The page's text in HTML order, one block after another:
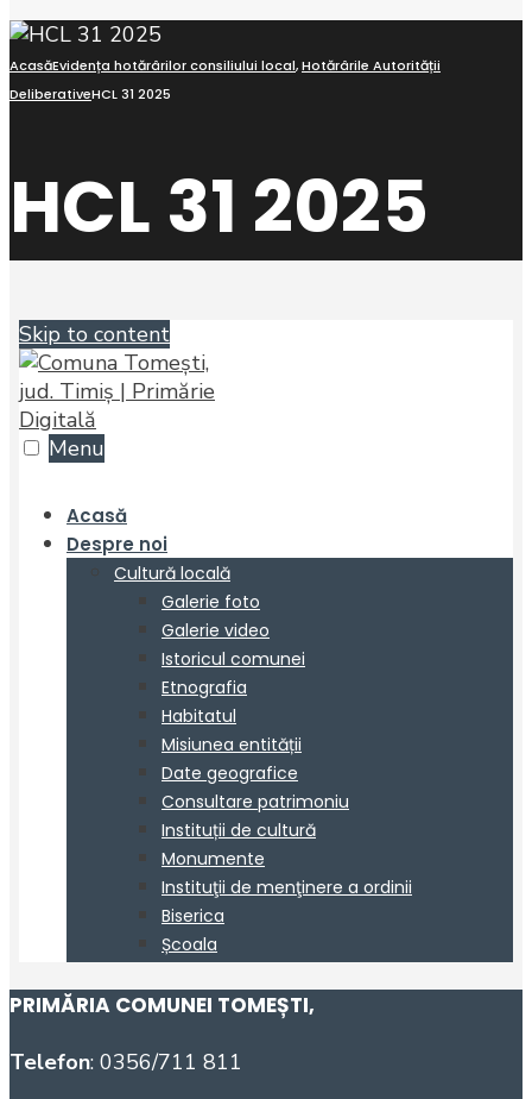
AcasăEvidența hotărârilor consiliului local,Hotărârile Autorității
DeliberativeHCL 31 2025
HCL 31 2025
PRIMĂRIA COMUNEI TOMEȘTI,
Telefon: 0356/711 811